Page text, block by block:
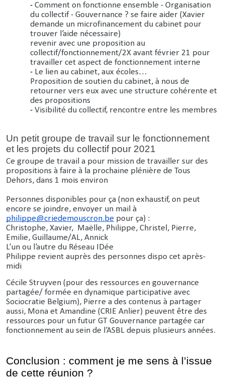
Comment on fonctionne ensemble - Organisation
du collectif - Gouvernance ? se faire aider (Xavier
demande un microfinancement du cabinet pour
trouver l’aide nécessaire)
revenir avec une proposition au
collectif/fonctionnement/2X avant février 21 pour
travailler cet aspect de fonctionnement interne
Le lien au cabinet, aux écoles…
Proposition de soutien du cabinet, à nous de
retourner vers eux avec une structure cohérente et
des propositions
Visibilité du collectif, rencontre entre les membres
Un petit groupe de travail sur le fonctionnement
et les projets du collectif pour 2021
Ce groupe de travail a pour mission de travailler sur des
propositions à faire à la prochaine plénière de Tous
Dehors, dans 1 mois environ
Personnes disponibles pour ça (non exhaustif, on peut
encore se joindre, envoyer un mail à
philippe@criedemouscron.be pour ça) :
Christophe, Xavier, Maëlle, Philippe, Christel, Pierre,
Emilie, Guillaume/AL, Annick
L’un ou l’autre du Réseau IDée
Philippe revient auprès des personnes dispo cet après-
midi
Cécile Struyven (pour des ressources en gouvernance
partagée/ formée en dynamique participative avec
Sociocratie Belgium), Pierre a des contenus à partager
aussi, Mona et Amandine (CRIE Anlier) peuvent être des
ressources pour un futur GT Gouvernance partagée car
fonctionnement au sein de l’ASBL depuis plusieurs années.
Conclusion : comment je me sens à l’issue
de cette réunion ?